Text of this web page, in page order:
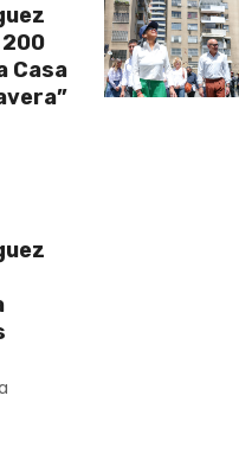
Casa